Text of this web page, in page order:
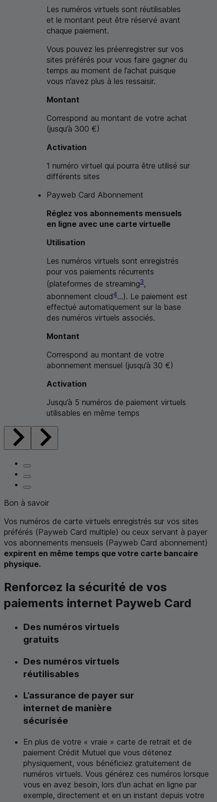
Les numéros virtuels sont réutilisables
et le montant peut être réservé avant
chaque paiement.
Vous pouvez les préenregistrer sur vos
sites préférés pour vous faire gagner du
temps au moment de l’achat puisque
vous n’avez plus à les ressaisir.
Montant
Correspond au montant de votre achat
(jusqu’à 300 €)
Activation
1 numéro virtuel qui pourra être utilisé sur
différents sites
Payweb Card Abonnement
Réglez vos abonnements mensuels
en ligne avec une carte virtuelle
Utilisation
Les numéros virtuels sont enregistrés
pour vos paiements récurrents
(plateformes de streaming3,
abonnement cloud4...). Le paiement est
effectué automatiquement sur la base
des numéros virtuels associés.
Montant
Correspond au montant de votre
abonnement mensuel (jusqu’à 30 €)
Activation
Jusqu’à 5 numéros de paiement virtuels
utilisables en même temps
Bon à savoir
Vos numéros de carte virtuels enregistrés sur vos sites
préférés (Payweb Card multiple) ou ceux servant à payer
vos abonnements mensuels (Payweb Card abonnement)
expirent en même temps que votre carte bancaire
physique.
Renforcez la sécurité de vos
paiements internet Payweb Card
Des numéros virtuels
gratuits
Des numéros virtuels
réutilisables
L’assurance de payer sur
internet de manière
sécurisée
En plus de votre « vraie » carte de retrait et de
paiement Crédit Mutuel que vous détenez
physiquement, vous bénéficiez gratuitement de
numéros virtuels. Vous générez ces numéros lorsque
vous en avez besoin, lors d’un achat en ligne par
exemple, directement et en un instant depuis votre